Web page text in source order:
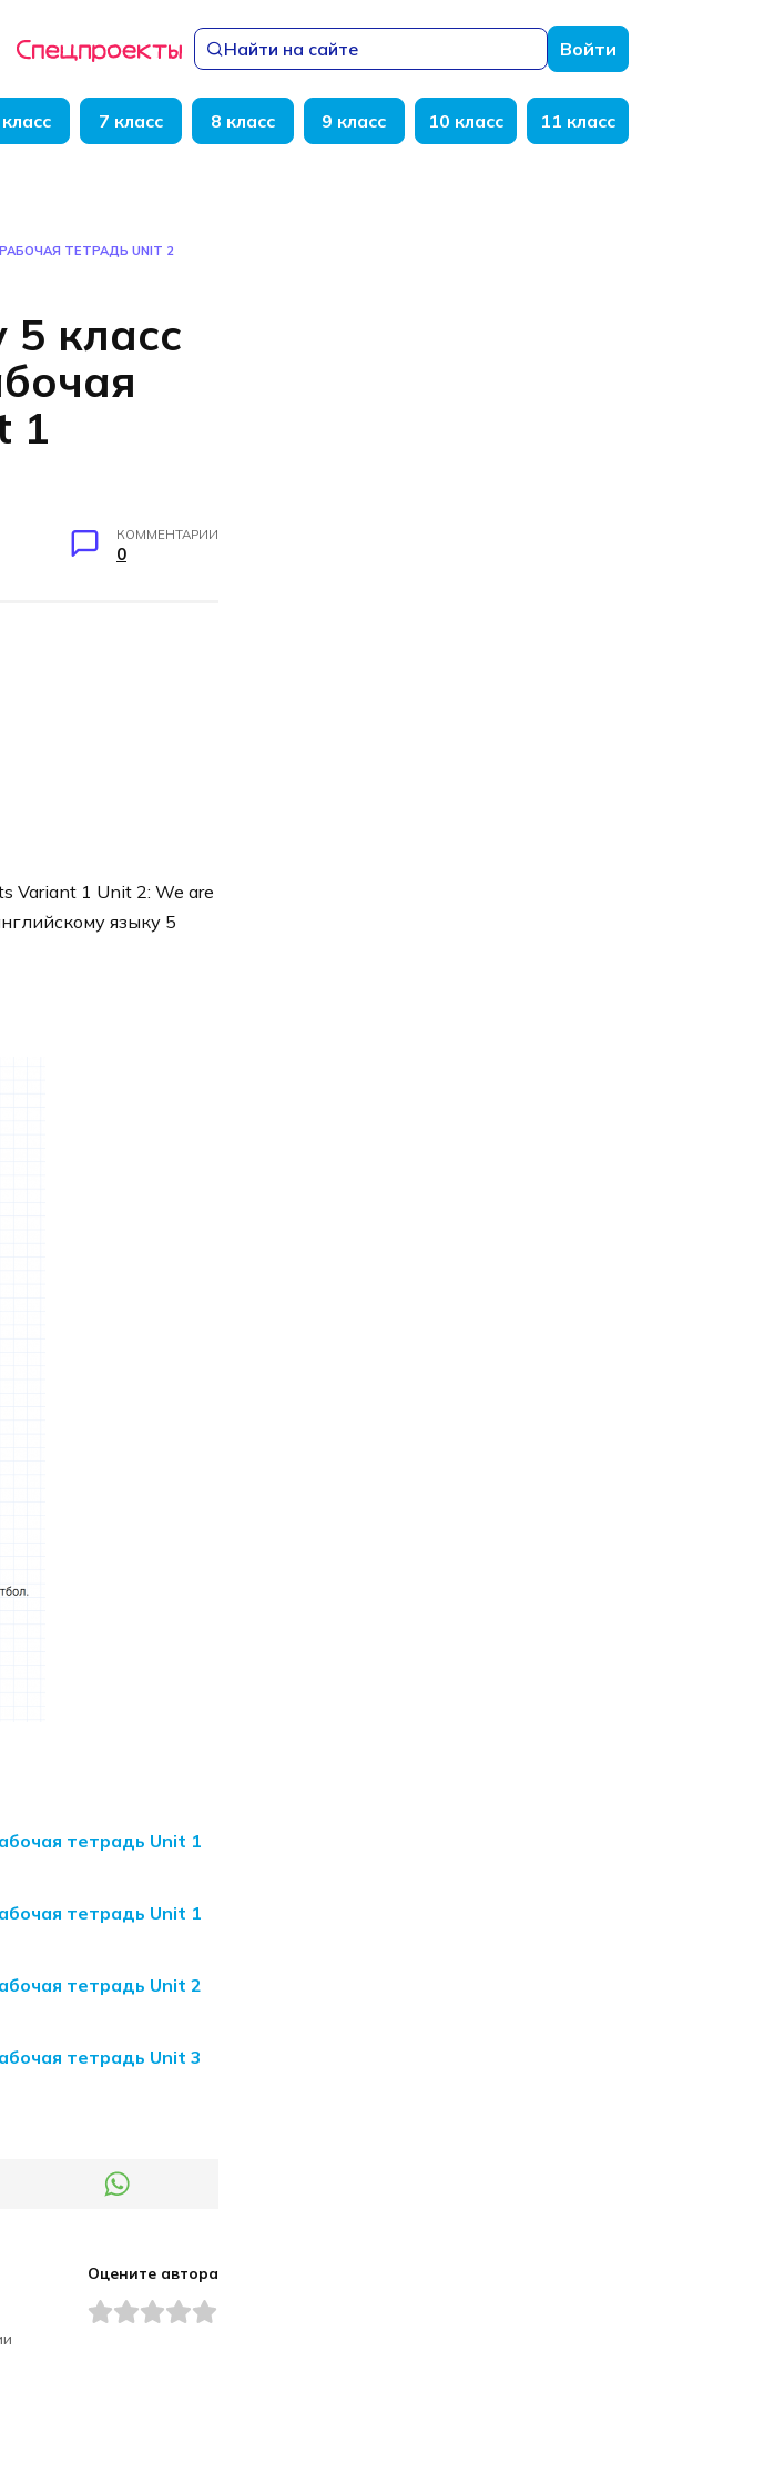
Найти на сайте Войти
7 класс 8 класс 9 класс 10 класс 11 класс
ТЕТРАДЬ UNIT 2
класс
1
КОММЕНТАРИИ
0
Variant 1 Unit 2: We are
языку 5
тетрадь Unit 1
тетрадь Unit 1
тетрадь Unit 2
тетрадь Unit 3
Оцените автора